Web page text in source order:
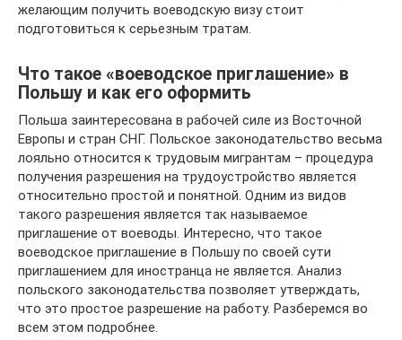
желающим получить воеводскую визу стоит
подготовиться к серьезным тратам.
Что такое «воеводское приглашение» в
Польшу и как его оформить
Польша заинтересована в рабочей силе из Восточной
Европы и стран СНГ. Польское законодательство весьма
лояльно относится к трудовым мигрантам – процедура
получения разрешения на трудоустройство является
относительно простой и понятной. Одним из видов
такого разрешения является так называемое
приглашение от воеводы. Интересно, что такое
воеводское приглашение в Польшу по своей сути
приглашением для иностранца не является. Анализ
польского законодательства позволяет утверждать,
что это простое разрешение на работу. Разберемся во
всем этом подробнее.